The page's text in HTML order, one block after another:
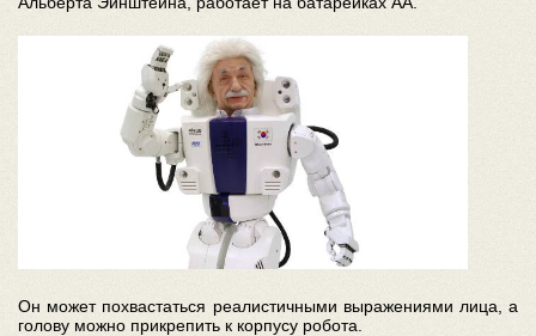
Он может похвастаться реалистичными выражениями лица, а
голову можно прикрепить к корпусу робота.